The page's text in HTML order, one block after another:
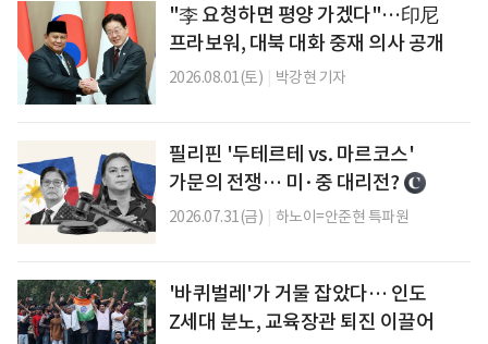
"李 요청하면 평양 가겠다"…印尼
프라보워, 대북 대화 중재 의사 공개
2026.08.01(토) 박강현 기자
필리핀 '두테르테 vs. 마르코스'
가문의 전쟁… 미·중 대리전?
2026.07.31(금) 하노이=안준현 특파원
'바퀴벌레'가 거물 잡았다… 인도
Z세대 분노, 교육장관 퇴진 이끌어